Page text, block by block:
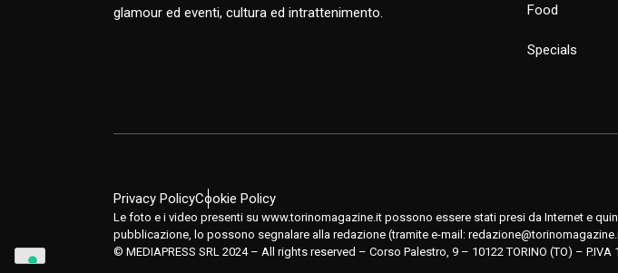
glamour ed eventi, cultura ed intrattenimento.
Food
Specials
Privacy PolicyCookie Policy
Le foto e i video presenti su www.torinomagazine.it possono essere stati presi da Internet e
pubblicazione, lo possono segnalare alla redazione (tramite e-mail:
© MEDIAPRESS SRL 2024 – All rights reserved – Corso Palestro, 9 – 10122 TORINO (TO) – P.IVA